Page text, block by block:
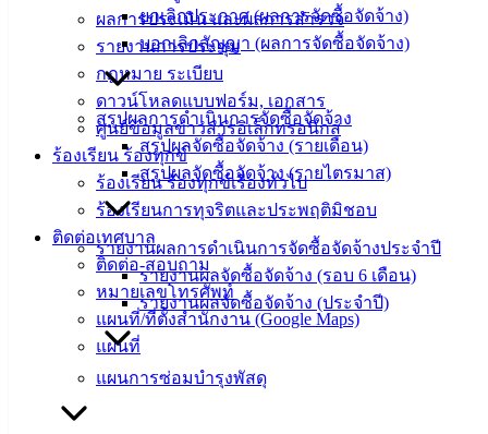
ผลการประเมิน และผลการสำรวจ
รายงานการประชุม
กฎหมาย ระเบียบ
ดาวน์โหลดแบบฟอร์ม, เอกสาร
ศูนย์ข้อมูลข่าวสารอิเล็กทรอนิกส์
ร้องเรียน ร้องทุกข์
ร้องเรียน ร้องทุกข์เรื่องทั่วไป
ร้องเรียนการทุจริตและประพฤติมิชอบ
ติดต่อเทศบาล
ติดต่อ-สอบถาม
หมายเลขโทรศัพท์
แผนที่/ที่ตั้งสำนักงาน (Google Maps)
แผนที่
ยกเลิกประกาศ (ผลการจัดซื้อจัดจ้าง)
บอกเลิกสัญญา (ผลการจัดซื้อจัดจ้าง)
สรุปผลการดำเนินการจัดซื้อจัดจ้าง
สรุปผลจัดซื้อจัดจ้าง (รายเดือน)
สรุปผลจัดซื้อจัดจ้าง (รายไตรมาส)
รายงานผลการดำเนินการจัดซื้อจัดจ้างประจำปี
รายงานผลจัดซื้อจัดจ้าง (รอบ 6 เดือน)
รายงานผลจัดซื้อจัดจ้าง (ประจำปี)
แผนการซ่อมบำรุงพัสดุ
ความรู้
(Knowledge
Management)
เทศบาล
สายตรง
นายก
ประวัติ
เทศบาล
ผู้บริหาร
และ
หัวหน้า
ส่วน